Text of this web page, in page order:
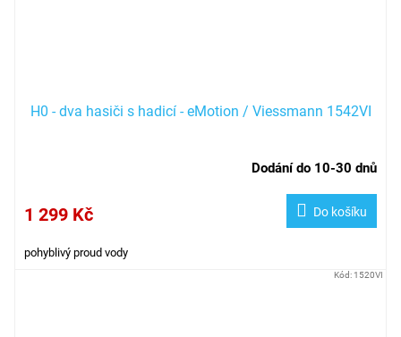
H0 - dva hasiči s hadicí - eMotion / Viessmann 1542VI
Dodání do 10-30 dnů
1 299 Kč Do košíku
pohyblivý proud vody
Kód: 1520VI